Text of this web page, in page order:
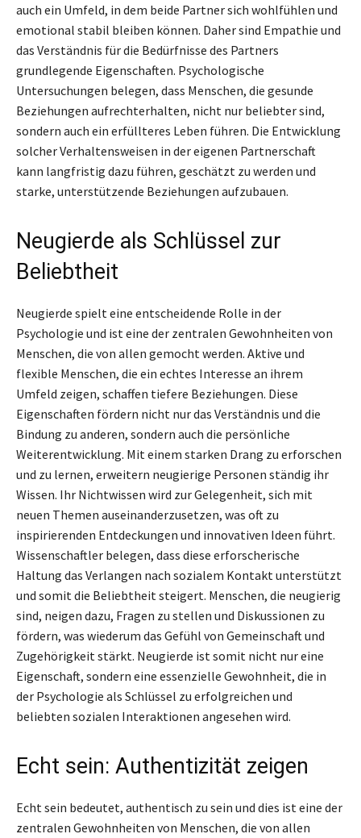
auch ein Umfeld, in dem beide Partner sich wohlfühlen und
emotional stabil bleiben können. Daher sind Empathie und
das Verständnis für die Bedürfnisse des Partners
grundlegende Eigenschaften. Psychologische
Untersuchungen belegen, dass Menschen, die gesunde
Beziehungen aufrechterhalten, nicht nur beliebter sind,
sondern auch ein erfüllteres Leben führen. Die Entwicklung
solcher Verhaltensweisen in der eigenen Partnerschaft
kann langfristig dazu führen, geschätzt zu werden und
starke, unterstützende Beziehungen aufzubauen.
Neugierde als Schlüssel zur
Beliebtheit
Neugierde spielt eine entscheidende Rolle in der
Psychologie und ist eine der zentralen Gewohnheiten von
Menschen, die von allen gemocht werden. Aktive und
flexible Menschen, die ein echtes Interesse an ihrem
Umfeld zeigen, schaffen tiefere Beziehungen. Diese
Eigenschaften fördern nicht nur das Verständnis und die
Bindung zu anderen, sondern auch die persönliche
Weiterentwicklung. Mit einem starken Drang zu erforschen
und zu lernen, erweitern neugierige Personen ständig ihr
Wissen. Ihr Nichtwissen wird zur Gelegenheit, sich mit
neuen Themen auseinanderzusetzen, was oft zu
inspirierenden Entdeckungen und innovativen Ideen führt.
Wissenschaftler belegen, dass diese erforscherische
Haltung das Verlangen nach sozialem Kontakt unterstützt
und somit die Beliebtheit steigert. Menschen, die neugierig
sind, neigen dazu, Fragen zu stellen und Diskussionen zu
fördern, was wiederum das Gefühl von Gemeinschaft und
Zugehörigkeit stärkt. Neugierde ist somit nicht nur eine
Eigenschaft, sondern eine essenzielle Gewohnheit, die in
der Psychologie als Schlüssel zu erfolgreichen und
beliebten sozialen Interaktionen angesehen wird.
Echt sein: Authentizität zeigen
Echt sein bedeutet, authentisch zu sein und dies ist eine der
zentralen Gewohnheiten von Menschen, die von allen